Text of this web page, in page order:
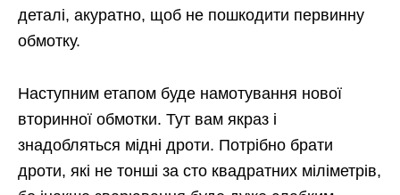
деталі, акуратно, щоб не пошкодити первинну
обмотку.
Наступним етапом буде намотування нової
вторинної обмотки. Тут вам якраз і
знадобляться мідні дроти. Потрібно брати
дроти, які не тонші за сто квадратних міліметрів,